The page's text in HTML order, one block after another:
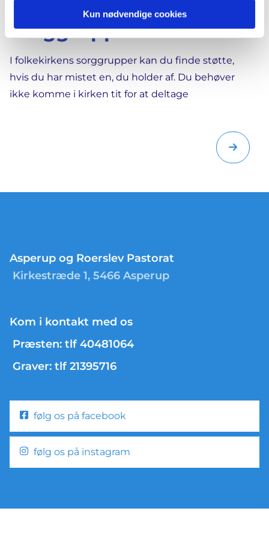
Kun nødvendige cookies
Sorggrupper
I folkekirkens sorggrupper kan du finde støtte,
hvis du har mistet en, du holder af. Du behøver
ikke komme i kirken tit for at deltage
Asperup og Roerslev Pastorat
Kirkestræde 1, 5466 Asperup
Kom i kontakt med os
Præsten: tlf 40481064
Graver: tlf 21395716
følg os på facebook
følg os på instagram